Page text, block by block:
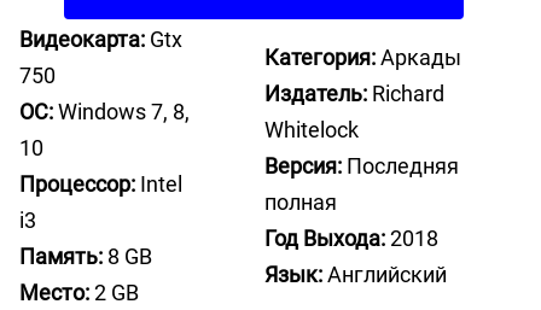
Видеокарта: Gtx
750
ОС:Windows 7, 8,
10
Процессор: Intel
i3
Память: 8 GB
Место:2 GB
Категория:Аркады
Издатель: Richard
Whitelock
Версия: Последняя
полная
Год Выхода:2018
Язык:Английский